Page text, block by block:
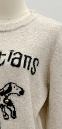
法律行動。